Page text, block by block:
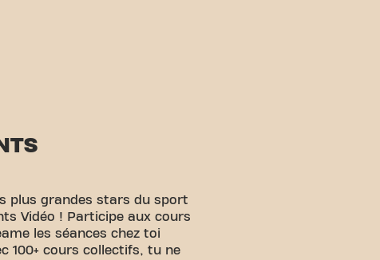
plus grandes stars du sport
Vidéo ! Participe aux cours
les séances chez toi
100+ cours collectifs, tu ne